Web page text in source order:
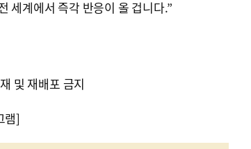
세계에서 즉각 반응이 올 겁니다.”
및 재배포 금지
램]